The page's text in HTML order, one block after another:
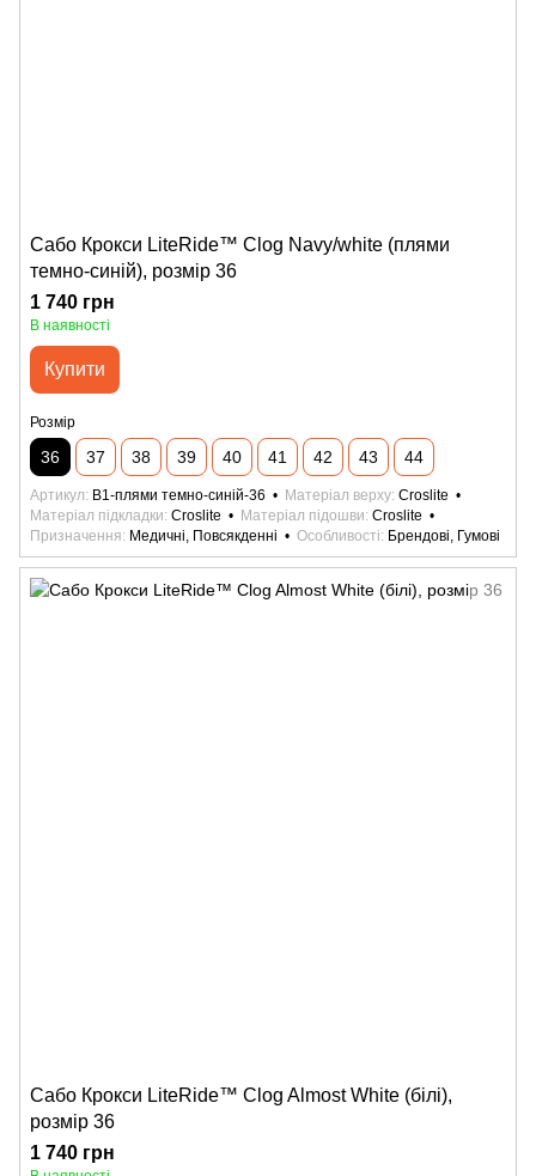
Сабо Крокси LiteRide™ Clog Navy/white (плями
темно-синій), розмір 36
1 740 грн
В наявності
Купити
Розмір
36 37 38 39 40 41 42 43 44
Артикул B1-плями темно-синій-36 Матеріал верху Croslite
Матеріал підкладки Croslite Матеріал підошви Croslite
Призначення
Медичні, Повсякденні Особливості Брендові, Гумові
Сабо Крокси LiteRide™ Clog Almost White (білі),
розмір 36
1 740 грн